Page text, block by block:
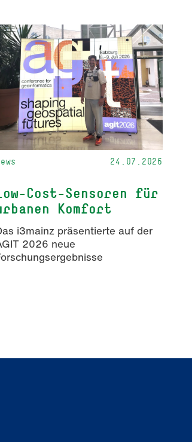
24.07.2026
Cost-Sensoren für
Komfort
i3mainz präsentierte auf der
2026 neue